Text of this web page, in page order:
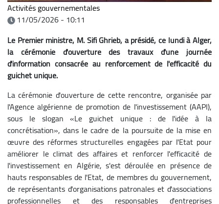
Activités gouvernementales
11/05/2026 - 10:11
Le Premier ministre, M. Sifi Ghrieb, a présidé, ce lundi à Alger,
la cérémonie d'ouverture des travaux d'une journée
d'information consacrée au renforcement de l'efficacité du
guichet unique.
La cérémonie d'ouverture de cette rencontre, organisée par
l'Agence algérienne de promotion de l'investissement (AAPI),
sous le slogan «Le guichet unique : de l'idée à la
concrétisation», dans le cadre de la poursuite de la mise en
œuvre des réformes structurelles engagées par l'Etat pour
améliorer le climat des affaires et renforcer l'efficacité de
l'investissement en Algérie, s'est déroulée en présence de
hauts responsables de l'Etat, de membres du gouvernement,
de représentants d'organisations patronales et d'associations
professionnelles et des responsables d'entreprises